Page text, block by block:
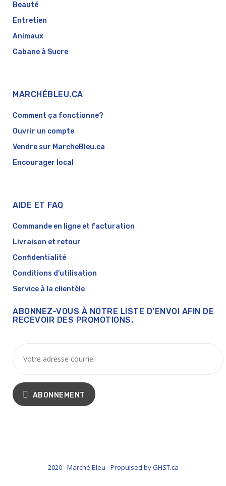
Beauté
Entretien
Animaux
Cabane à Sucre
MARCHÉBLEU.CA
Comment ça fonctionne?
Ouvrir un compte
Vendre sur MarcheBleu.ca
Encourager local
AIDE ET FAQ
Commande en ligne et facturation
Livraison et retour
Confidentialité
Conditions d’utilisation
Service à la clientèle
ABONNEZ-VOUS À NOTRE LISTE D’ENVOI AFIN DE
RECEVOIR DES PROMOTIONS.
ABONNEMENT
2020 - Marché Bleu - Propulsed by GHST.ca